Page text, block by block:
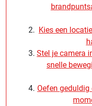
Kies een
Stel je camera
snelle
Oefen